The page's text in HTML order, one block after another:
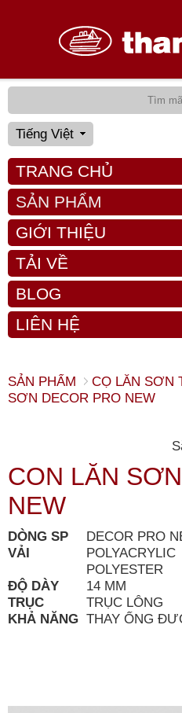
Tiếng Việt
TRANG CHỦ
SẢN PHẨM
GIỚI THIỆU
TẢI VỀ
BLOG
LIÊN HỆ
SẢN PHẨM CỌ LĂN SƠN
SƠN DECOR PRO NEW
CON LĂN
NEW
DÒNG SP
DECOR PRO
VẢI
POLYACRYLIC
POLYESTER
ĐỘ DÀY
14 MM
TRỤC
TRỤC LÔNG
KHẢ NĂNG THAY ỐNG